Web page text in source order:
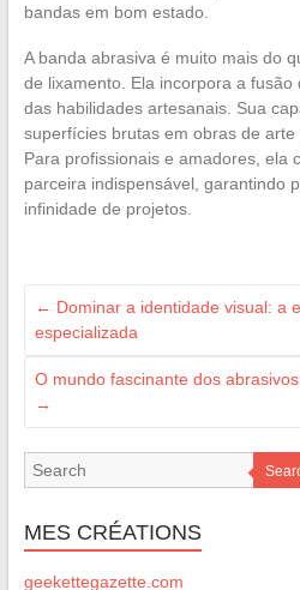
bandas em bom estado.
A banda abrasiva é muito mais do
de lixamento. Ela incorpora a
das habilidades artesanais. Sua
superfícies brutas em obras de arte
Para profissionais e amadores, ela
parceira indispensável, garantindo
infinidade de projetos.
← Dominar a identidade visual: a
especializada
O mundo fascinante dos
→
MES CRÉATIONS
geekettegazette.com